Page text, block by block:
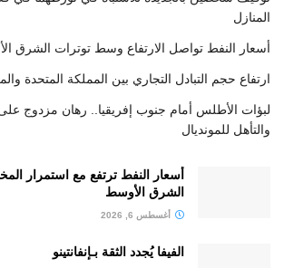
المنازل
أسعار النفط تواصل الارتفاع وسط توترات الشرق
ارتفاع حجم التبادل التجاري بين المملكة المتحدة
لبؤات الأطلس أمام جنوب إفريقيا.. رهان مزدوج
والتأهل للمونديال
أسعار النفط ترتفع مع استمرار
الشرق الأوسط
أغسطس 6, 2026
الفيفا يُجدد الثقة بـإنفانتينو